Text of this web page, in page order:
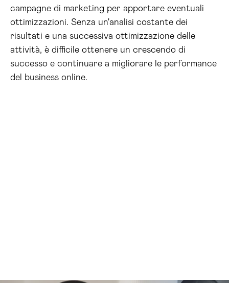
campagne di marketing per apportare eventuali
ottimizzazioni. Senza un'analisi costante dei
risultati e una successiva ottimizzazione delle
attività, è difficile ottenere un crescendo di
successo e continuare a migliorare le performance
del business online.